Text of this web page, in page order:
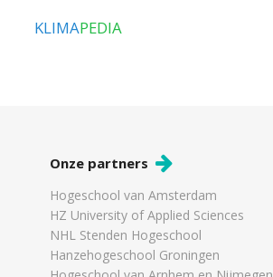
KLIMAPEDIA
Onze partners
Hogeschool van Amsterdam
HZ University of Applied Sciences
NHL Stenden Hogeschool
Hanzehogeschool Groningen